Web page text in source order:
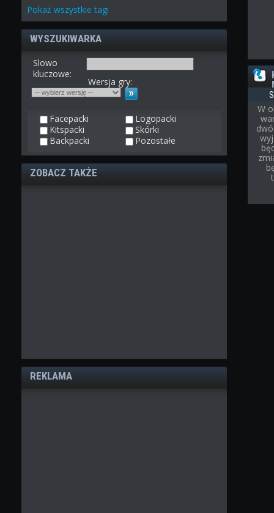
Pokażwszystkie tagi
WYSZUKIWARKA
Slowo
kluczowe:
Wersja gry:
Facepacki
Logopacki
Kitspacki
Skórki
Backpacki
Pozostałe
ZOBACZ TAKŻE
REKLAMA
W